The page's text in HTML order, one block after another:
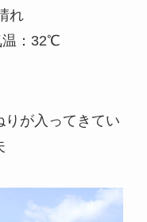
れ
温：32℃
が入ってきてい